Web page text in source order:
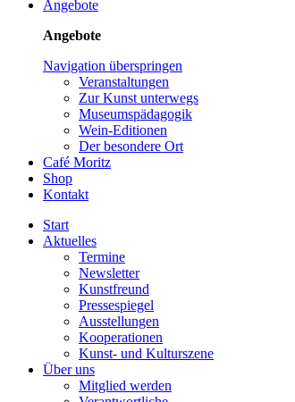
Angebote
Angebote
Navigation überspringen
Veranstaltungen
Zur Kunst unterwegs
Museumspädagogik
Wein-Editionen
Der besondere Ort
Café Moritz
Shop
Kontakt
Start
Aktuelles
Termine
Newsletter
Kunstfreund
Pressespiegel
Ausstellungen
Kooperationen
Kunst- und Kulturszene
Über uns
Mitglied werden